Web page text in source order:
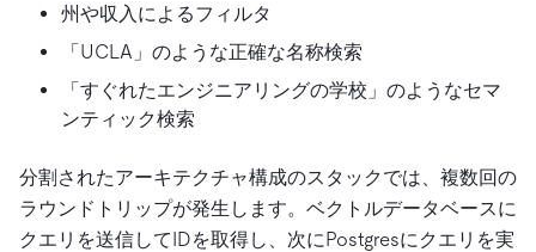
州や収入によるフィルタ
「UCLA」のような正確な名称検索
「すぐれたエンジニアリングの学校」のようなセマ
ンティック検索
分割されたアーキテクチャ構成のスタックでは、複数回の
ラウンドトリップが発生します。ベクトルデータベースに
クエリを送信してIDを取得し、次にPostgresにクエリを実